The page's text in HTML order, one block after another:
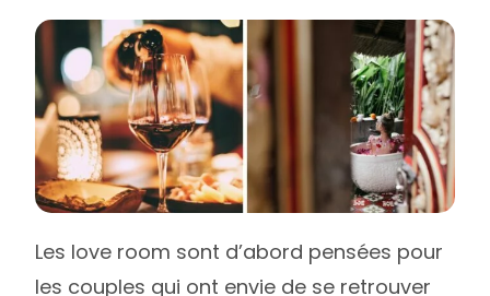
Les love room sont d’abord pensées pour
les couples qui ont envie de se retrouver